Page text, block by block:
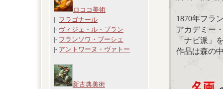
ロココ美術
|- フラゴナール
|- ヴィジェ・ル・ブラン
|- フランソワ・ブーシェ
|- アントワーヌ・ヴァトー
新古典美術
1870年フラ
アカデミー
「ナビ派」
作品は森の